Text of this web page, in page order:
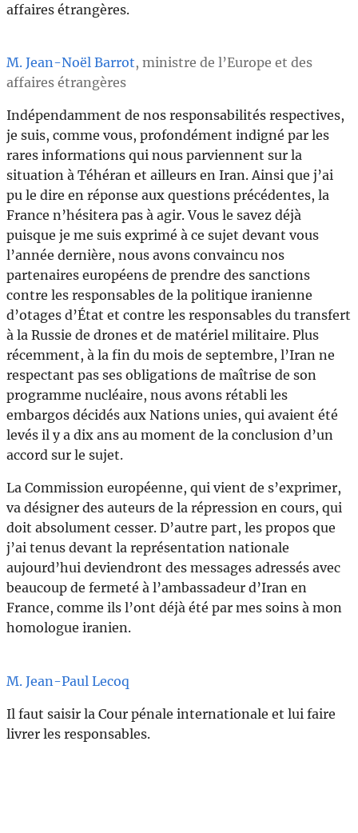
affaires étrangères.
M. Jean-Noël Barrot, ministre de l’Europe et des
affaires étrangères
Indépendamment de nos responsabilités respectives,
je suis, comme vous, profondément indigné par les
rares informations qui nous parviennent sur la
situation à Téhéran et ailleurs en Iran. Ainsi que j’ai
pu le dire en réponse aux questions précédentes, la
France n’hésitera pas à agir. Vous le savez déjà
puisque je me suis exprimé à ce sujet devant vous
l’année dernière, nous avons convaincu nos
partenaires européens de prendre des sanctions
contre les responsables de la politique iranienne
d’otages d’État et contre les responsables du transfert
à la Russie de drones et de matériel militaire. Plus
récemment, à la fin du mois de septembre, l’Iran ne
respectant pas ses obligations de maîtrise de son
programme nucléaire, nous avons rétabli les
embargos décidés aux Nations unies, qui avaient été
levés il y a dix ans au moment de la conclusion d’un
accord sur le sujet.
La Commission européenne, qui vient de s’exprimer,
va désigner des auteurs de la répression en cours, qui
doit absolument cesser. D’autre part, les propos que
j’ai tenus devant la représentation nationale
aujourd’hui deviendront des messages adressés avec
beaucoup de fermeté à l’ambassadeur d’Iran en
France, comme ils l’ont déjà été par mes soins à mon
homologue iranien.
M. Jean-Paul Lecoq
Il faut saisir la Cour pénale internationale et lui faire
livrer les responsables.